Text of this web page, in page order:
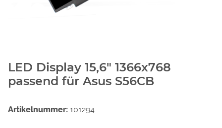
LED Display 15,6" 1366x768
passend für Asus S56CB
Artikelnummer: 101294